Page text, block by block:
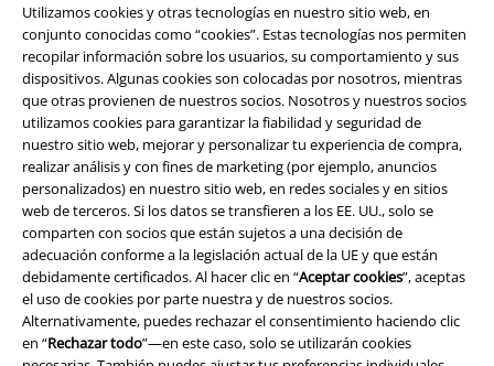
Utilizamos cookies y otras tecnologías en nuestro sitio web, en
conjunto conocidas como “cookies”. Estas tecnologías nos permiten
recopilar información sobre los usuarios, su comportamiento y sus
dispositivos. Algunas cookies son colocadas por nosotros, mientras
que otras provienen de nuestros socios. Nosotros y nuestros socios
utilizamos cookies para garantizar la fiabilidad y seguridad de
nuestro sitio web, mejorar y personalizar tu experiencia de compra,
realizar análisis y con fines de marketing (por ejemplo, anuncios
personalizados) en nuestro sitio web, en redes sociales y en sitios
web de terceros. Si los datos se transfieren a los EE. UU., solo se
comparten con socios que están sujetos a una decisión de
adecuación conforme a la legislación actual de la UE y que están
debidamente certificados. Al hacer clic en “Aceptar cookies”, aceptas
el uso de cookies por parte nuestra y de nuestros socios.
Alternativamente, puedes rechazar el consentimiento haciendo clic
en “Rechazar todo”—en este caso, solo se utilizarán cookies
Legal
Términos y Condiciones
Aviso Legal
Ley protección de datos
Eliminación de residuos y protección del medioambiente
Declaración de Conformidad